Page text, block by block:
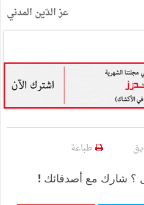
عزالدّين المدني
طباعة
؟ شارك مع أصدقائك !